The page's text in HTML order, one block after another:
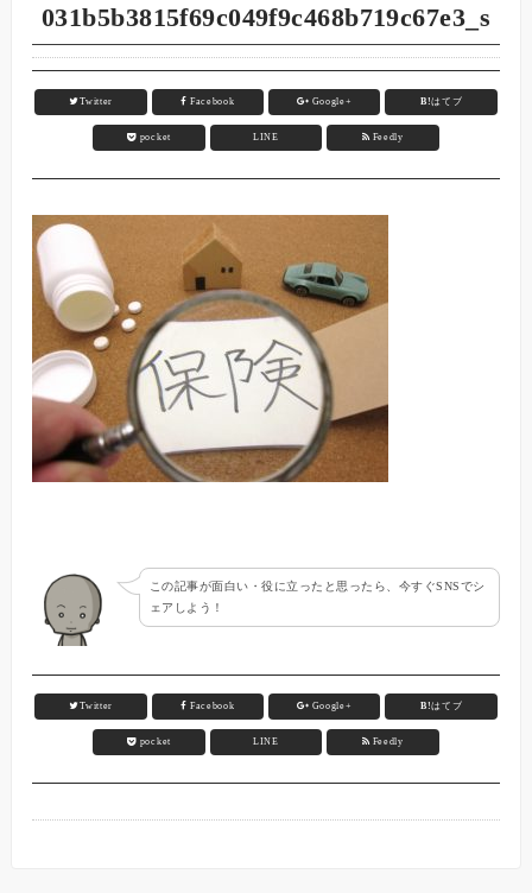
031b5b3815f69c049f9c468b719c67e3_s
Twitter Facebook Google+ B!はてブ
pocket LINE Feedly
この記事が面白い・役に立ったと思ったら、今すぐSNSでシ
ェアしよう！
Twitter Facebook Google+ B!はてブ
pocket LINE Feedly